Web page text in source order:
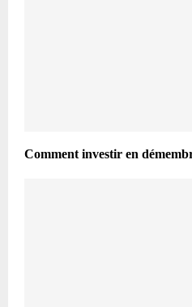
Comment investir en